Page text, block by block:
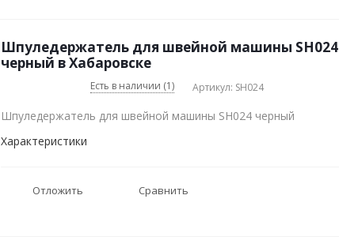
Шпуледержатель для швейной машины SH024
черный в Хабаровске
Есть в наличии (1) Артикул: SH024
Шпуледержатель для швейной машины SH024 черный
Характеристики
Отложить Сравнить